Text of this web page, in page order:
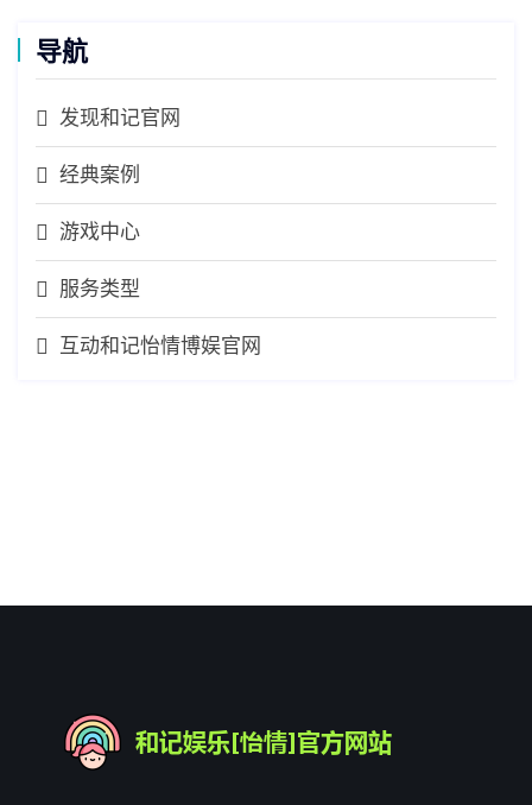
导航
发现和记官网
经典案例
游戏中心
服务类型
互动和记怡情博娱官网